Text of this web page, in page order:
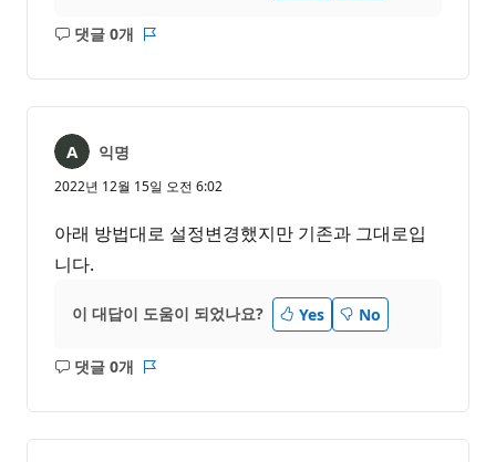
댓글 0개
설
음
익명
2022년 12월 15일 오전 6:02
아래 방법대로 설정변경했지만 기존과 그대로입
니다.
이 대답이 도움이 되었나요? Yes No
댓글 0개
설
음